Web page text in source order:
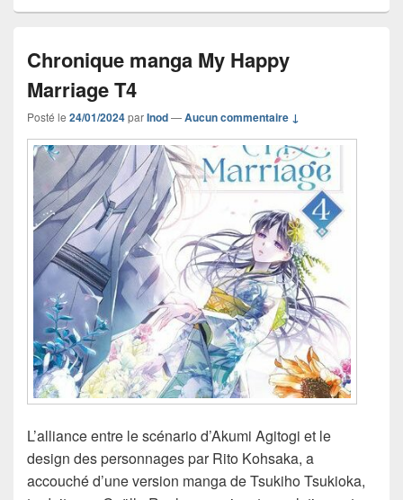
Chronique manga My Happy
Marriage T4
Posté le 24/01/2024parInod—Aucun commentaire ↓
L’alliance entre le scénario d’Akumi Agitogi et le
design des personnages par Rito Kohsaka, a
accouché d’une version manga de Tsukiho Tsukioka,